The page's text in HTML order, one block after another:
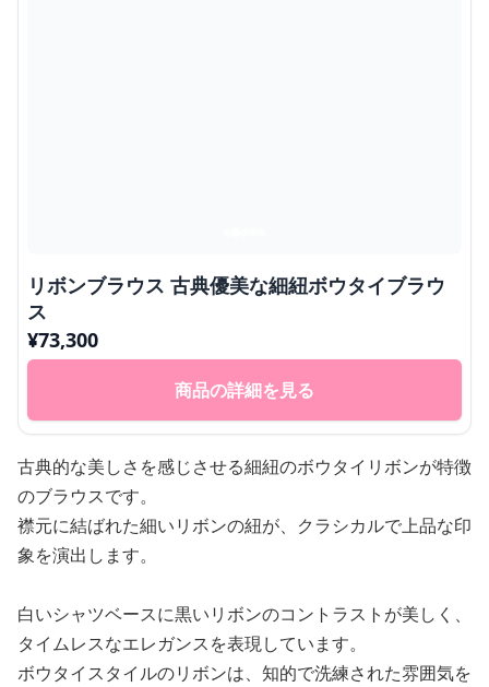
リボンブラウス 古典優美な細紐ボウタイブラウ
ス
¥73,300
商品の詳細を見る
古典的な美しさを感じさせる細紐のボウタイリボンが特徴
のブラウスです。
襟元に結ばれた細いリボンの紐が、クラシカルで上品な印
象を演出します。
白いシャツベースに黒いリボンのコントラストが美しく、
タイムレスなエレガンスを表現しています。
ボウタイスタイルのリボンは、知的で洗練された雰囲気を